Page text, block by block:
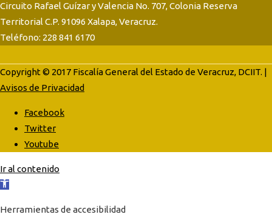
Circuito Rafael Guízar y Valencia No. 707, Colonia Reserva
Territorial C.P. 91096 Xalapa, Veracruz.
Teléfono: 228 841 6170
Copyright © 2017 Fiscalía General del Estado de Veracruz, DCIIT. |
Avisos de Privacidad
Facebook
Twitter
Youtube
Ir al contenido
Abrir
de
Herramientas de accesibilidad